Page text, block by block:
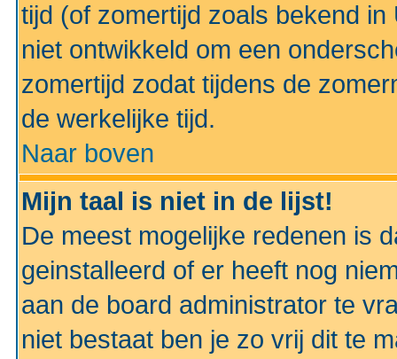
tijd (of zomertijd zoals bekend
niet ontwikkeld om een
zomertijd zodat tijdens de
de werkelijke tijd.
Naar boven
Mijn taal is niet in de lijst!
De meest mogelijke redenen is
geinstalleerd of er heeft nog
aan de board administrator te
niet bestaat ben je zo vrij dit te